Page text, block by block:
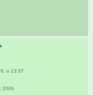
o 13:37
2006